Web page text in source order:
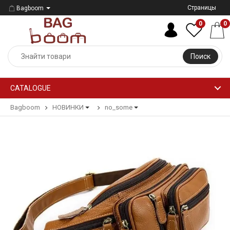
Bagboom Страницы
Поиск
0 0
CATALOGUE
Bagboom НОВИНКИ no_some